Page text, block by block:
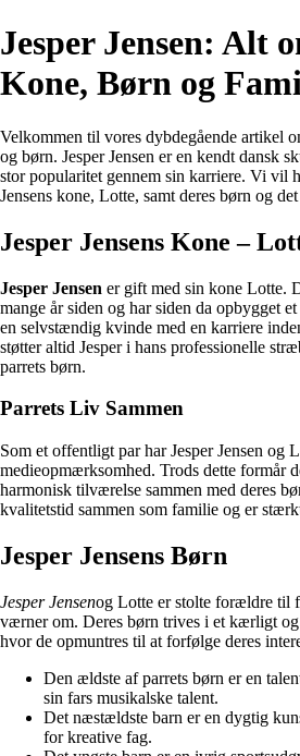
Jesper Jensen: Alt
Kone, Børn og
Velkommen til vores dybdegående artikel
og børn. Jesper Jensen er en kendt dansk
stor popularitet gennem sin karriere. Vi vil
Jensens kone, Lotte, samt deres børn og
Jesper Jensens Kone –
Jesper Jensen er gift med sin kone Lotte.
mange år siden og har siden da opbygget
en selvstændig kvinde med en karriere
støtter altid Jesper i hans professionelle
parrets børn.
Parrets Liv Sammen
Som et offentligt par har Jesper Jensen og
medieopmærksomhed. Trods dette formår
harmonisk tilværelse sammen med deres
kvalitetstid sammen som familie og er
Jesper Jensens Børn
Jesper Jensenog Lotte er stolte forældre til
værner om. Deres børn trives i et kærligt
hvor de opmuntres til at forfølge deres
Den ældste af parrets børn er en
sin fars musikalske talent.
Det næstældste barn er en dygtig
for kreative fag.